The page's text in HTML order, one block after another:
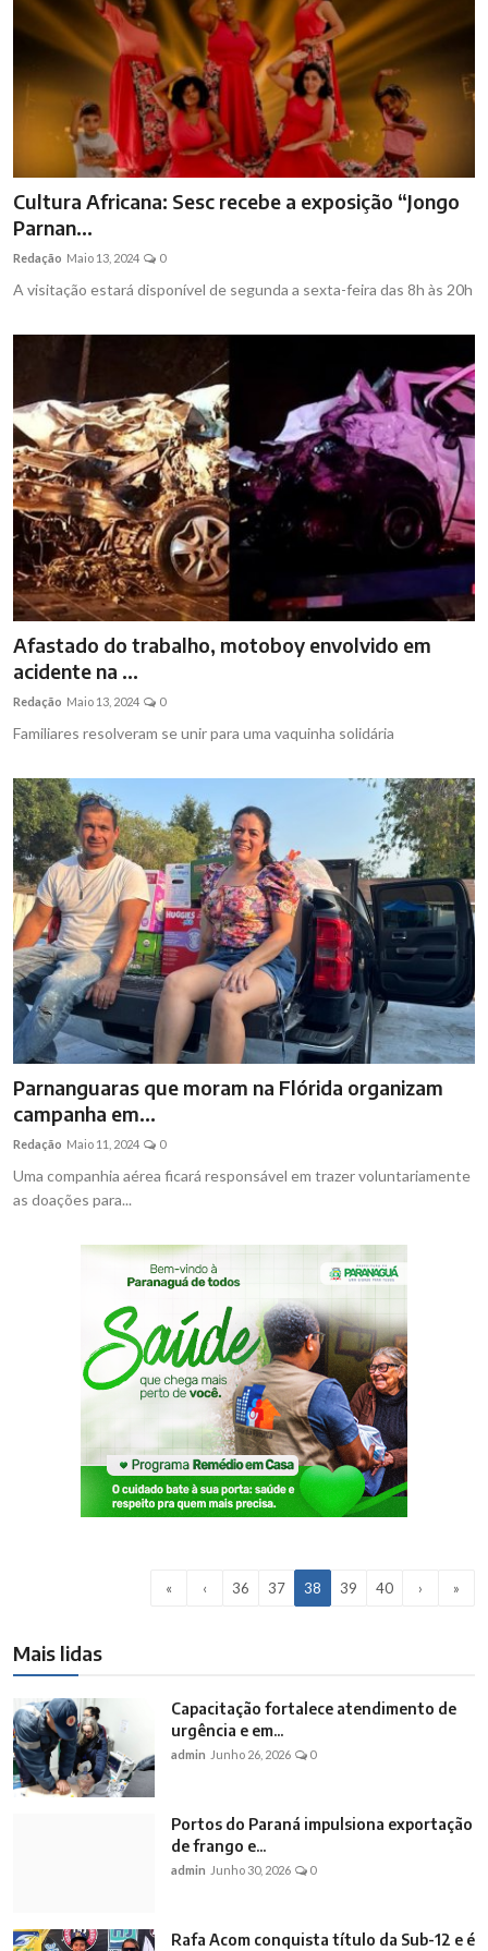
Cultura Africana: Sesc recebe a exposição “Jongo
Parnan...
Redação Maio 13, 2024 0
A visitação estará disponível de segunda a sexta-feira das 8h às 20h
Afastado do trabalho, motoboy envolvido em
acidente na ...
Redação Maio 13, 2024 0
Familiares resolveram se unir para uma vaquinha solidária
Parnanguaras que moram na Flórida organizam
campanha em...
Redação Maio 11, 2024 0
Uma companhia aérea ficará responsável em trazer voluntariamente
as doações para...
« ‹ 36 37 38 39 40 › »
Mais lidas
Capacitação fortalece atendimento de
urgência e em...
admin Junho 26, 2026 0
Portos do Paraná impulsiona exportação
de frango e...
admin Junho 30, 2026 0
Rafa Acom conquista título da Sub-12 e é